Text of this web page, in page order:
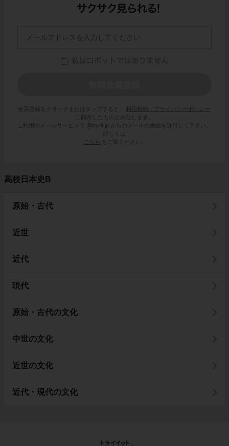
会員登録をクリックまたはタップすると、
利用規約・プライバシーポリシー
に同意したものとみなします。
ご利用のメールサービスで @try-it.jp からのメールの受信を許可して下さい。
詳しくは
こちら
をご覧ください。
高校日本史B
原始・古代
近世
近代
現代
原始・古代の文化
中世の文化
近世の文化
近代・現代の文化